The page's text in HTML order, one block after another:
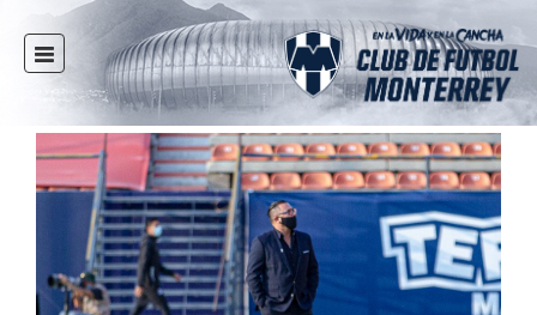
INICIO
NOTICIAS
CLUB
MULTIMEDIA
RAYADOS
RAYADAS